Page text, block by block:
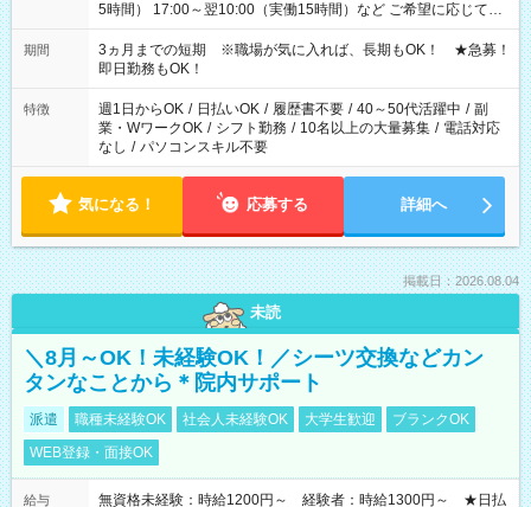
5時間） 17:00～翌10:00（実働15時間）など ご希望に応じて、
働く時間は調整できます！ お気軽に担当へ相談ください！
期間
3ヵ月までの短期 ※職場が気に入れば、長期もOK！ ★急募！
即日勤務もOK！
特徴 週1日からOK / 日払いOK / 履歴書不要 / 40～50代活躍中 / 副
業・WワークOK / シフト勤務 / 10名以上の大量募集 / 電話対応
なし / パソコンスキル不要
気になる！ 応募する 詳細へ
掲載日：2026.08.04
未読
＼8月～OK！未経験OK！／シーツ交換などカン
タンなことから＊院内サポート
派遣 職種未経験OK 社会人未経験OK 大学生歓迎
ブランクOK
WEB登録・面接OK
給与
無資格未経験：時給1200円～ 経験者：時給1300円～ ★日払